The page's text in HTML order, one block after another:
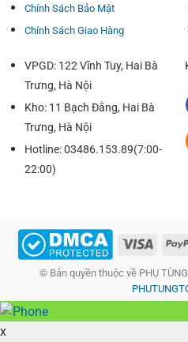
Tên sản phẩm: Gạt mưa xe
tô
Chính Sách Bảo Mật
Chính Sách Giao Hàng
VPGD: 122 Vĩnh Tuy, Hai Bà
Trưng, Hà Nội
Kho: 11 Bạch Đằng, Hai Bà
Trưng, Hà Nội
Hotline: 03486.153.89(7:00-
22:00)
© Bản quyền thuộc về PHỤ
x